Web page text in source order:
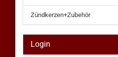
Zündkerzen+Zubehör
Login